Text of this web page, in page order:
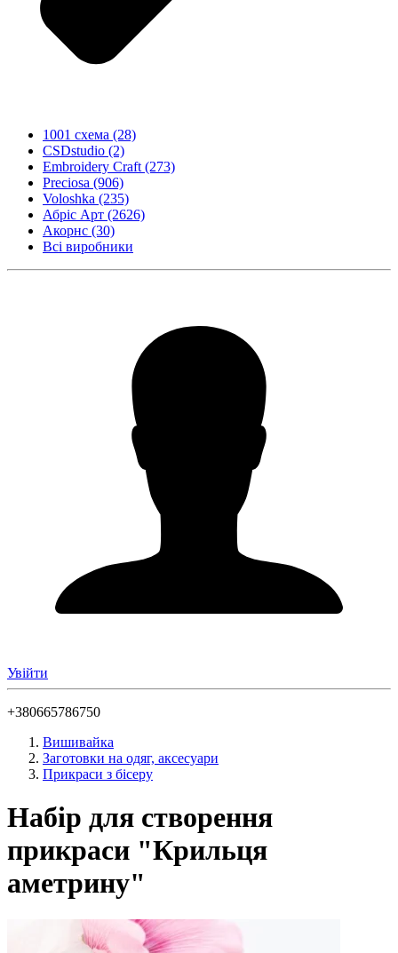
1001 схема (28)
CSDstudio (2)
Embroidery Craft (273)
Preciosa (906)
Voloshka (235)
Абріс Арт (2626)
Акорнс (30)
Всі виробники
Увійти
+380665786750
Вишивайка
Заготовки на одяг, аксесуари
Прикраси з бісеру
Набір для створення
прикраси "Крильця
аметрину"